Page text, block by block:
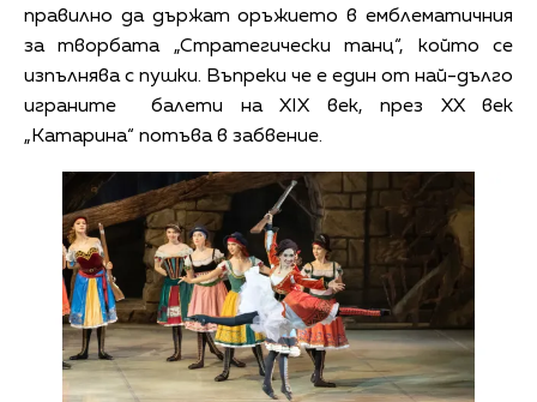
правилно да държат оръжието в емблематичния
за творбата „Стратегически танц“, който се
изпълнява с пушки. Въпреки че е един от най-дълго
играните балети на XIX век, през XX век
„Катарина“ потъва в забвение.